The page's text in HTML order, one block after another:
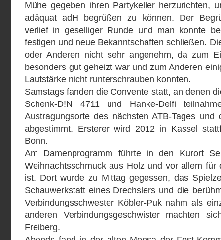
Mühe gegeben ihren Partykeller herzurichten,
adäquat adH begrüßen zu können. Der
verlief in geselliger Runde und man konnte
festigen und neue Bekanntschaften schließen.
oder Anderen nicht sehr angenehm, da zum
besonders gut geheizt war und zum Anderen
Lautstärke nicht runterschrauben konnten.
Samstags fanden die Convente statt, an denen
Schenk-D!N 4711 und Hanke-Delfi
Austragungsorte des nächsten ATB-Tages und
abgestimmt. Ersterer wird 2012 in Kassel
Bonn.
Am Damenprogramm führte in den Kurort
Weihnachtsschmuck aus Holz und vor allem für
ist. Dort wurde zu Mittag gegessen, das
Schauwerkstatt eines Drechslers und die
Verbindungsschwester Köbler-Puk nahm als
anderen Verbindungsgeschwister machten
Freiberg.